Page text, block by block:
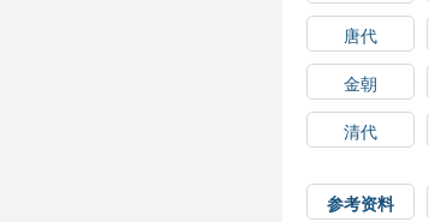
唐代
金朝
清代
参考资料